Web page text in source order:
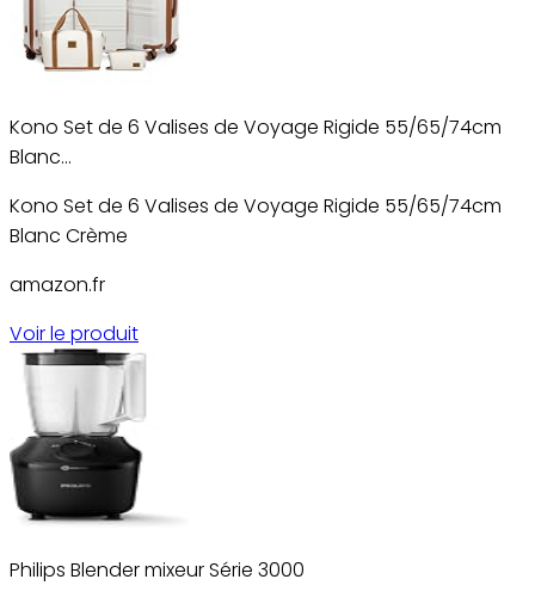
Kono Set de 6 Valises de Voyage Rigide 55/65/74cm
Blanc…
Kono Set de 6 Valises de Voyage Rigide 55/65/74cm
Blanc Crème
amazon.fr
Voir le produit
Philips Blender mixeur Série 3000